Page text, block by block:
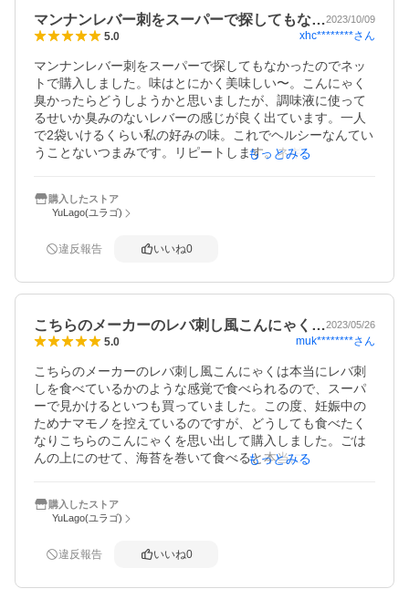
マンナンレバー刺をスーパーで探してもな…2023/10/09
5.0 xhc********さん
マンナンレバー刺をスーパーで探してもなかったのでネッ
トで購入しました。味はとにかく美味しい〜。こんにゃく
臭かったらどうしようかと思いましたが、調味液に使って
るせいか臭みのないレバーの感じが良く出ています。一人
で2袋いけるくらい私の好みの味。これでヘルシーなんてい
うことないつまみです。リピートします。ネギや生姜や薬
もっとみる
購入したストア
YuLago(ユラゴ)
違反報告 いいね0
こちらのメーカーのレバ刺し風こんにゃく…2023/05/26
5.0 muk********さん
こちらのメーカーのレバ刺し風こんにゃくは本当にレバ刺
しを食べているかのような感覚で食べられるので、スーパ
ーで見かけるといつも買っていました。この度、妊娠中の
ためナマモノを控えているのですが、どうしても食べたく
なりこちらのこんにゃくを思い出して購入しました。ごは
んの上にのせて、海苔を巻いて食べると本当に幸せを感じ
もっとみる
購入したストア
YuLago(ユラゴ)
違反報告 いいね0